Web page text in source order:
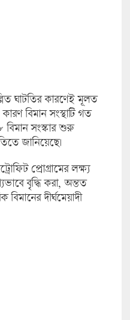
ঘাটতির কারণেই মূলত
বিমান সংস্থাটি গত
বিমান সংস্কার শুরু
জানিয়েছে।
প্রোগ্রামের লক্ষ্য
বৃদ্ধি করা, অন্তত
দীর্ঘমেয়াদী